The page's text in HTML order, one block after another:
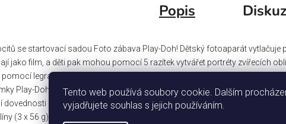
Tento web používá soubory cookie. Dalším
vyjadřujete souhlas s jejich používáním.
Popis
se startovací sadou Foto zábava Play-Doh! Dětský fotoaparát vytlačuje
jako film, a děti pak mohou pomocí 5 razítek vytvářet portréty zvířecích
legračních formiček, jako jsou kníry, klobouky, brýle a další. Nápaditá
Play-Doh. Předškolní hračky, jako je tato sada Play-Doh starters,
a jemnou motoriku. Sada obsahuje: foto nástroj, podložku, 5
(3 x 56 g). Rozměry balení: 17,78 x 20,32 x 6,66 cm. Věk: 2+